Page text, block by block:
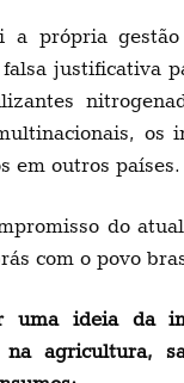
a própria
justificativa
os
em outros países.
do
com o povo
uma ideia da
agricultura,